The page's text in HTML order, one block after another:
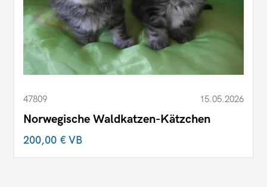
47809 15.05.2026
Norwegische Waldkatzen-Kätzchen
200,00 €VB